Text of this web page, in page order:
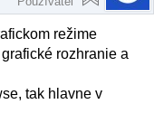
režime
rozhranie a
tak hlavne v